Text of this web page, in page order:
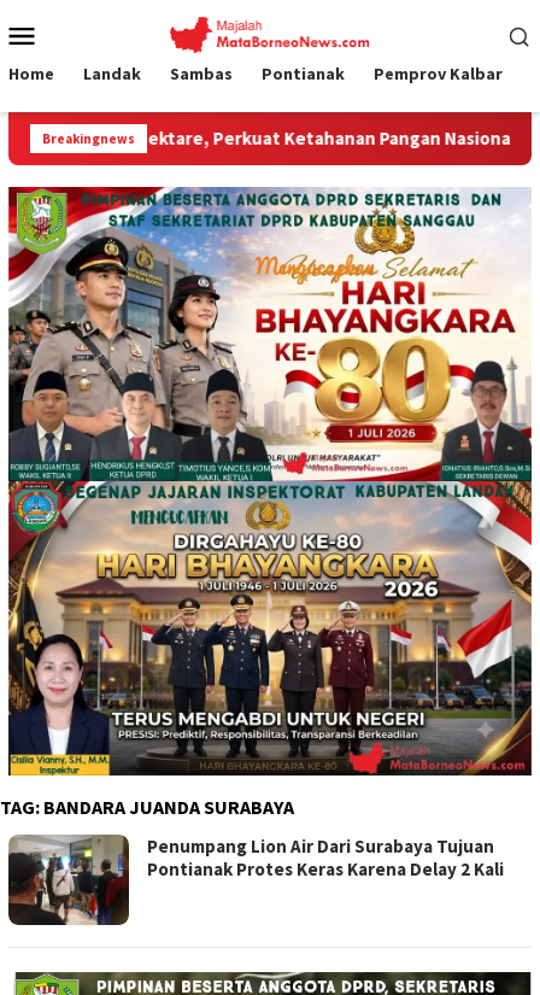
ke
Mobile
Home Landak Sambas Pontianak Pemprov Kalbar
Breakingnews
Perkuat Ketahanan Pangan Nasional.” Jembatan
TAG: BANDARA JUANDA SURABAYA
Penumpang Lion Air Dari Surabaya Tujuan
Pontianak Protes Keras Karena Delay 2 Kali